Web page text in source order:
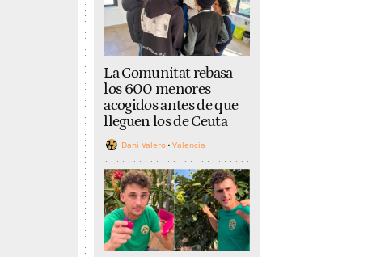
La Comunitat rebasa
los 600 menores
acogidos antes de que
lleguen los de Ceuta
Dani Valero Valencia